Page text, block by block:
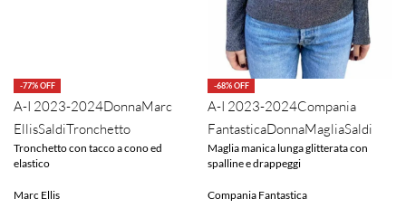
-77% OFF
A-I 2023-2024DonnaMarc
EllisSaldiTronchetto
Tronchetto con tacco a cono ed
elastico
Marc Ellis
-68% OFF
A-I 2023-2024Compania
FantasticaDonnaMagliaSaldi
Maglia manica lunga glitterata con
spalline e drappeggi
Compania Fantastica